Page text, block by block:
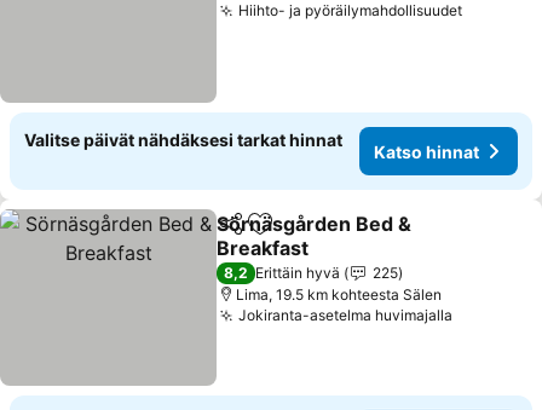
Hiihto- ja pyöräilymahdollisuudetKatso
Valitse päivät nähdäksesi tarkat hinnat
Katso hinnat
Jaa Lisää suosikkeihin
Sörnäsgården Bed &
Breakfast
Katso hinnat
8,2 Erittäin hyvä
225
Lima, 19.5 km kohteesta Sälen
Jokiranta-asetelma huvimajalla